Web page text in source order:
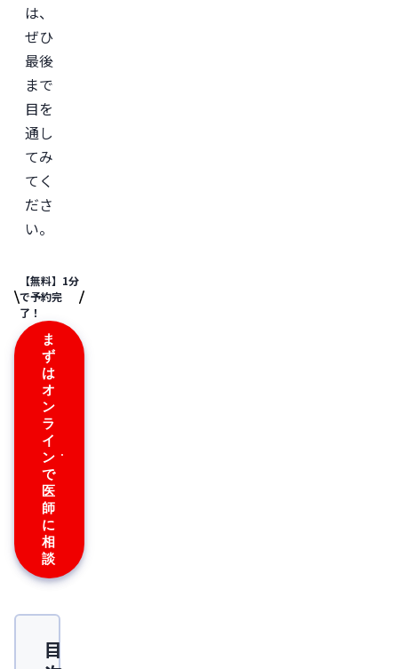
は、
ぜひ
最後
まで
目を
通し
てみ
てく
ださ
い。
【無料】1分
で予約完
了！
ま
ず
は
オ
ン
ラ
イ
ン
で
医
師
に
相
談
目